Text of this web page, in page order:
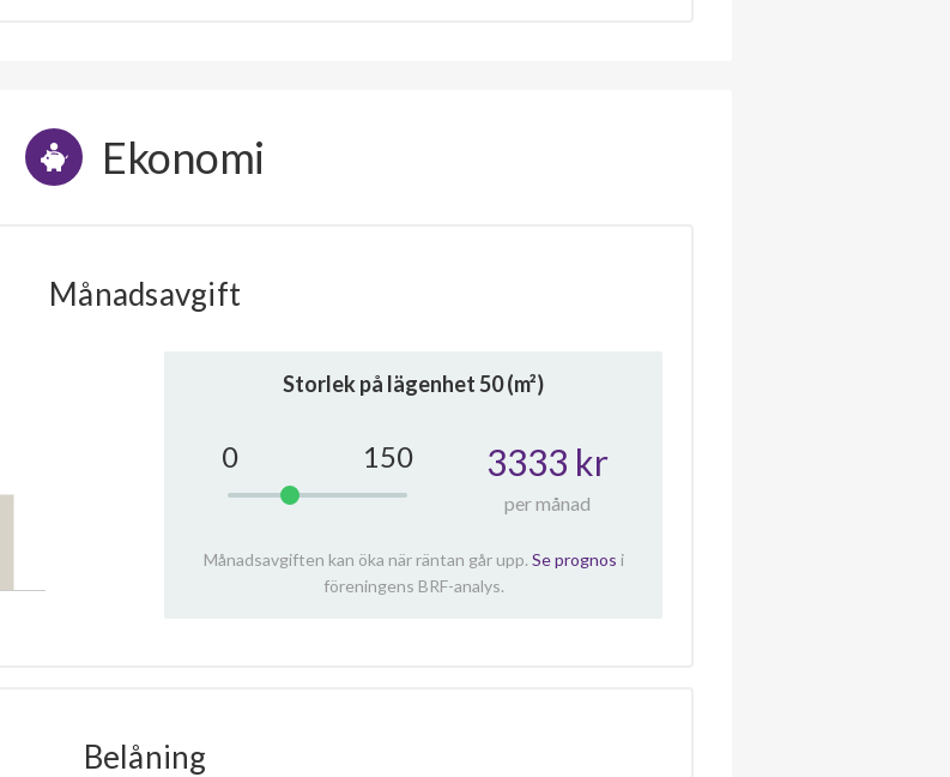
Ekonomi
Månadsavgift
Storlek på lägenhet50(m²)
0 150 3333 kr
per månad
Månadsavgiften kan öka när räntan går upp. Se prognos i
föreningens BRF-analys.
Belåning